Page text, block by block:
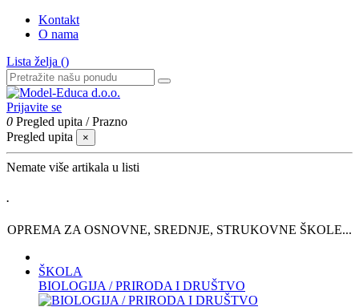
Kontakt
O nama
Lista želja ()
Prijavite se
0 Pregled upita /Prazno
Pregled upita
×
Nemate više artikala u listi
.
OPREMA ZA OSNOVNE, SREDNJE, STRUKOVNE ŠKOLE...
ŠKOLA
BIOLOGIJA / PRIRODA I DRUŠTVO